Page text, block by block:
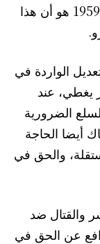
العميق عن العملية التي بدأت في العام 1959 هو أن هذا
الواردة في
يغطي، عند
الضرورية
أيضا الحاجة
والحق في
والقتال ضد
عن الحق في